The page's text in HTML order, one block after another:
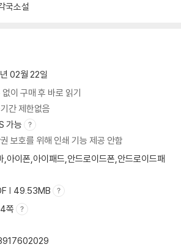
국소설
02월 22일
없이 구매 후 바로 읽기
간 제한없음
가능
보호를 위해 인쇄 기능 제공 안함
,아이폰,아이패드,안드로이드폰,안드로이드패
| 49.53MB
쪽